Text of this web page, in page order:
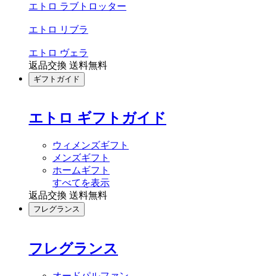
エトロ ラブトロッター
エトロ リブラ
エトロ ヴェラ
返品交換 送料無料
ギフトガイド
エトロ ギフトガイド
ウィメンズギフト
メンズギフト
ホームギフト
すべてを表示
返品交換 送料無料
フレグランス
フレグランス